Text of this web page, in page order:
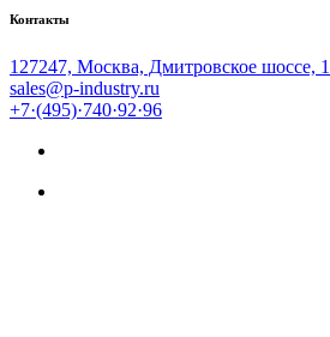
Контакты
127247, Москва, Дмитровское шоссе,
sales@p-industry.ru
+7·(495)·740·92·96